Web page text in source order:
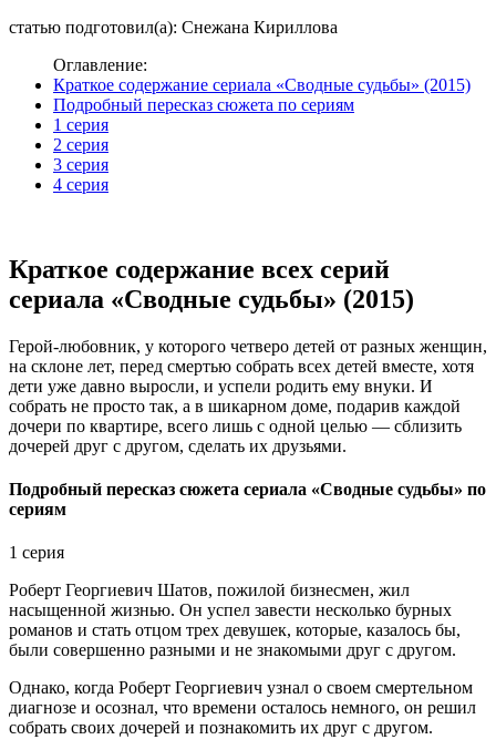
статью подготовил(а): Снежана Кириллова
Оглавление:
Краткое содержание сериала «Сводные судьбы» (2015)
Подробный пересказ сюжета по сериям
1 серия
2 серия
3 серия
4 серия
Краткое содержание всех серий
сериала «Сводные судьбы» (2015)
Герой-любовник, у которого четверо детей от разных женщин,
на склоне лет, перед смертью собрать всех детей вместе, хотя
дети уже давно выросли, и успели родить ему внуки. И
собрать не просто так, а в шикарном доме, подарив каждой
дочери по квартире, всего лишь с одной целью — сблизить
дочерей друг с другом, сделать их друзьями.
Подробный пересказ сюжета сериала «Сводные судьбы» по
сериям
1 серия
Роберт Георгиевич Шатов, пожилой бизнесмен, жил
насыщенной жизнью. Он успел завести несколько бурных
романов и стать отцом трех девушек, которые, казалось бы,
были совершенно разными и не знакомыми друг с другом.
Однако, когда Роберт Георгиевич узнал о своем смертельном
диагнозе и осознал, что времени осталось немного, он решил
собрать своих дочерей и познакомить их друг с другом.